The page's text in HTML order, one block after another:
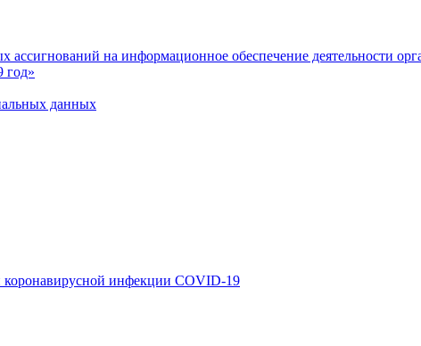
на информационное обеспечение деятельности
год»
данных
инфекции COVID-19